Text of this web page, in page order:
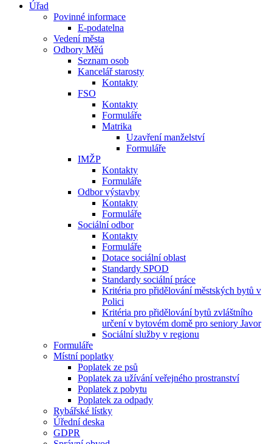
Úřad
Povinné informace
E-podatelna
Vedení města
Odbory Měú
Seznam osob
Kancelář starosty
Kontakty
FSO
Kontakty
Formuláře
Matrika
Uzavření manželství
Formuláře
IMŽP
Kontakty
Formuláře
Odbor výstavby
Kontakty
Formuláře
Sociální odbor
Kontakty
Formuláře
Dotace sociální oblast
Standardy SPOD
Standardy sociální práce
Kritéria pro přidělování městských bytů v
Polici
Kritéria pro přidělování bytů zvláštního
určení v bytovém domě pro seniory Javor
Sociální služby v regionu
Formuláře
Místní poplatky
Poplatek ze psů
Poplatek za užívání veřejného prostranství
Poplatek z pobytu
Poplatek za odpady
Rybářské lístky
Úřední deska
GDPR